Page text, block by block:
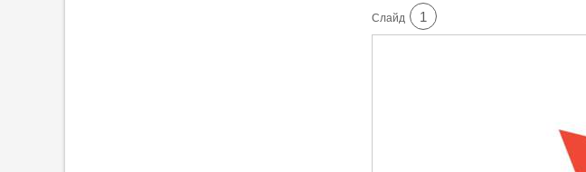
Cлайд 1